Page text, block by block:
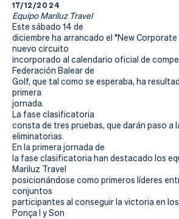
La
Federación
Federarse
Jugar
Aprender
Actualidad
Tienda
17/12/2024
Equipo Mariluz Travel
Este sábado 14 de
diciembre ha arrancado el “New Corporate
nuevo circuito
incorporado al calendario oficial de
Federación Balear de
Golf, que tal como se esperaba, ha
primera
jornada.
La fase clasificatoria
consta de tres pruebas, que darán paso a
eliminatorias.
En la primera jornada de
la fase clasificatoria han destacado los
Mariluz Travel
posicionándose como primeros líderes
conjuntos
participantes al conseguir la victoria en
Ponça I y Son